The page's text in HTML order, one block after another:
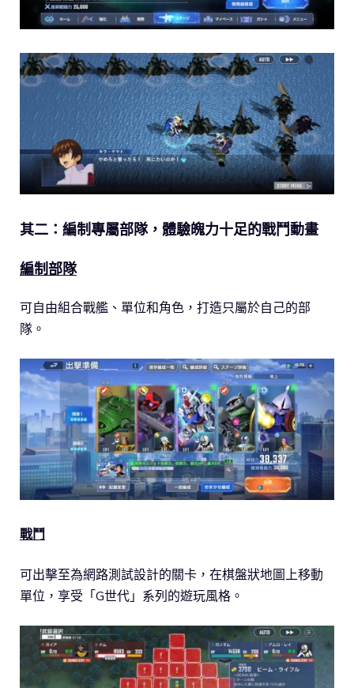
其二：編制專屬部隊，體驗魄力十足的戰鬥動畫
編制部隊
可自由組合戰艦、單位和角色，打造只屬於自己的部
隊。
戰鬥
可出擊至為網路測試設計的關卡，在棋盤狀地圖上移動
單位，享受「G世代」系列的遊玩風格。